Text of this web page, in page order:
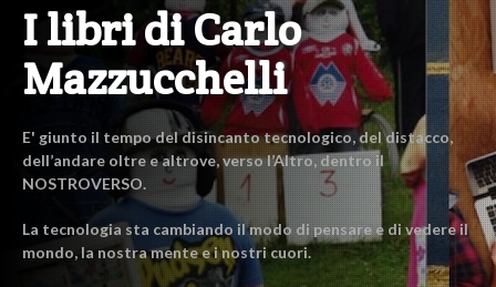
I libri di Carlo
Mazzucchelli
E' giunto il tempo del disincanto tecnologico, del distacco,
dell’andare oltre e altrove, verso l’Altro, dentro il
NOSTROVERSO.
La tecnologia sta cambiando il modo di pensare e di vedere il
mondo, la nostra mente e i nostri cuori.